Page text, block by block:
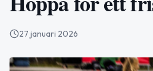
27 januari 2026